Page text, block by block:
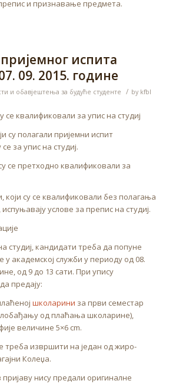
и признавање предмета.
испита
09. 2015. године
и обавјештења за будуће студенте / by kfbl
се квалификовали за упис на студиј
су полагали пријемни испит
за упис на студиј.
се претходно квалификовали за
који су се квалификовали без полагања
услове за препис на студиј.
студиј, кандидати треба да попуне
у академској служби у периоду од 08.
од 9 до 13 сати. При упису
предају:
школарини за први семестар
од плаћања школарине),
величине 5×6 cm.
треба извршити на један од жиро-
Колеџа.
пријаву нису предали оригиналне